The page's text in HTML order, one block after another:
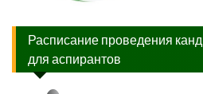
Расписание проведения
для аспирантов